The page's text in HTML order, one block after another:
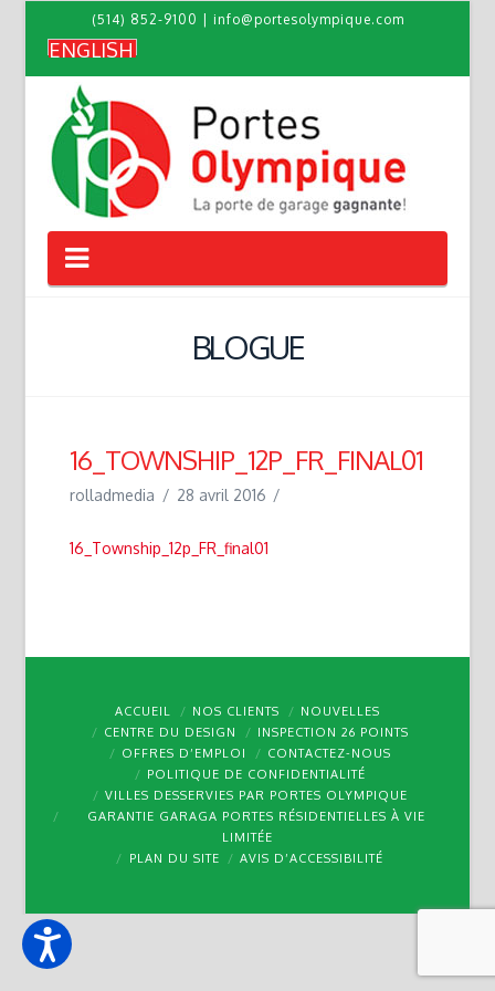
(514) 852-9100 info@portesolympique.com
ENGLISH
Navigation
BLOGUE
16_TOWNSHIP_12P_FR_FINAL01
rolladmedia 28 avril 2016
16_Township_12p_FR_final01
ACCUEIL NOS CLIENTS
NOUVELLES
CENTRE DU DESIGN
INSPECTION 26 POINTS
OFFRES D’EMPLOI
CONTACTEZ-NOUS
POLITIQUE DE CONFIDENTIALITÉ
VILLES DESSERVIES PAR PORTES OLYMPIQUE
GARANTIE GARAGA PORTES RÉSIDENTIELLES À VIE
LIMITÉE
PLAN DU SITE
AVIS D’ACCESSIBILITÉ